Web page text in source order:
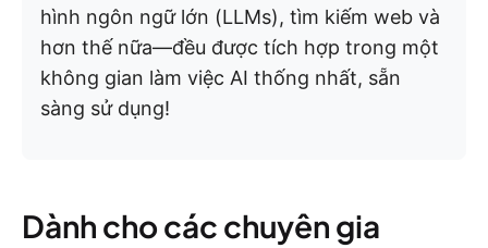
hình ngôn ngữ lớn (LLMs), tìm kiếm web và
hơn thế nữa—đều được tích hợp trong một
không gian làm việc AI thống nhất, sẵn
sàng sử dụng!
Dành cho các chuyên gia